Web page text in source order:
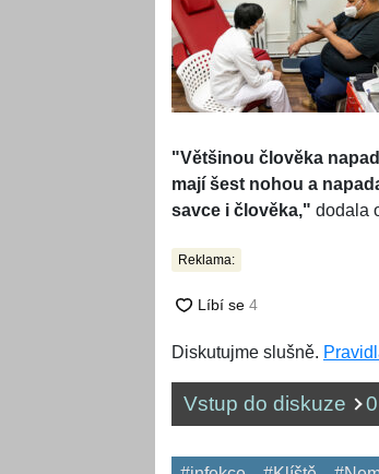
"Většinou člověka
mají šest nohou a
savce i člověka," dodala
Reklama:
Diskutujme slušně.
Vstup do diskuze 0